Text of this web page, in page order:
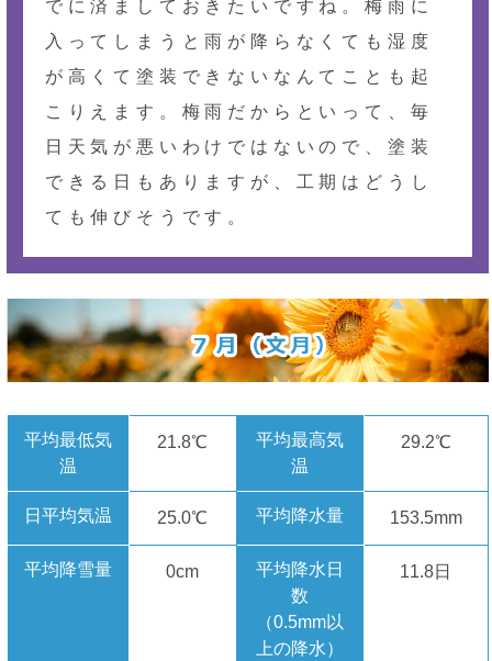
でに済ましておきたいですね。梅雨に
入ってしまうと雨が降らなくても湿度
が高くて塗装できないなんてことも起
こりえます。梅雨だからといって、毎
日天気が悪いわけではないので、塗装
できる日もありますが、工期はどうし
ても伸びそうです。
平均最低気
温
21.8℃
平均最高気
温
29.2℃
日平均気温 25.0℃ 平均降水量 153.5mm
平均降雪量 0cm
平均降水日
数
（0.5mm以
上の降水）
11.8日